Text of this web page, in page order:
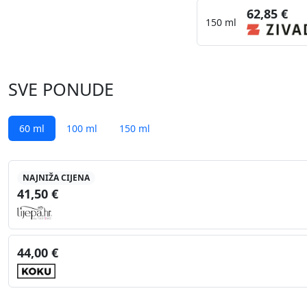
150 ml
62,85 €
SVE PONUDE
60 ml 100 ml 150 ml
NAJNIŽA CIJENA
41,50 €
44,00 €